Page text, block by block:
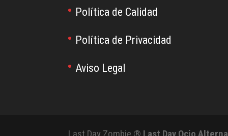
Política de Calidad
Política de Privacidad
Aviso Legal
Last Day Zombie ® Last Day Ocio